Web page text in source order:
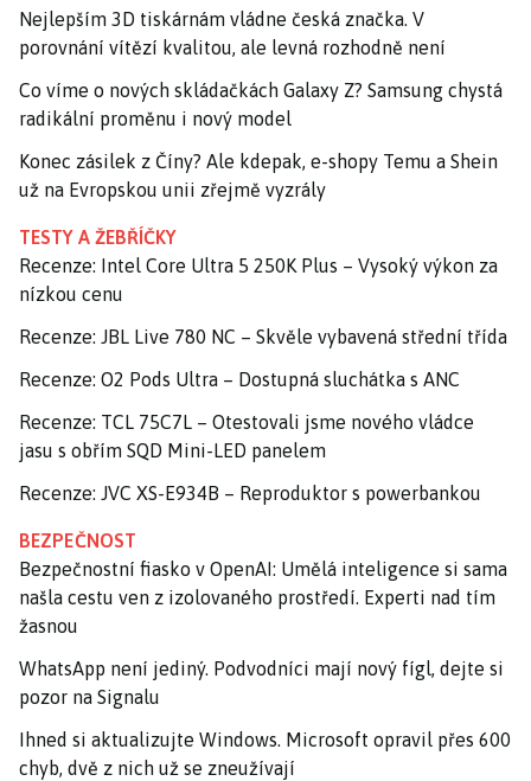
Nejlepším 3D tiskárnám vládne česká značka. V
porovnání vítězí kvalitou, ale levná rozhodně není
Co víme o nových skládačkách Galaxy Z? Samsung chystá
radikální proměnu i nový model
Konec zásilek z Číny? Ale kdepak, e-shopy Temu a Shein
už na Evropskou unii zřejmě vyzrály
TESTY A ŽEBŘÍČKY
Recenze: Intel Core Ultra 5 250K Plus – Vysoký výkon za
nízkou cenu
Recenze: JBL Live 780 NC – Skvěle vybavená střední třída
Recenze: O2 Pods Ultra – Dostupná sluchátka s ANC
Recenze: TCL 75C7L – Otestovali jsme nového vládce
jasu s obřím SQD Mini-LED panelem
Recenze: JVC XS-E934B – Reproduktor s powerbankou
BEZPEČNOST
Bezpečnostní fiasko v OpenAI: Umělá inteligence si sama
našla cestu ven z izolovaného prostředí. Experti nad tím
žasnou
WhatsApp není jediný. Podvodníci mají nový fígl, dejte si
pozor na Signalu
Ihned si aktualizujte Windows. Microsoft opravil přes 600
chyb, dvě z nich už se zneužívají